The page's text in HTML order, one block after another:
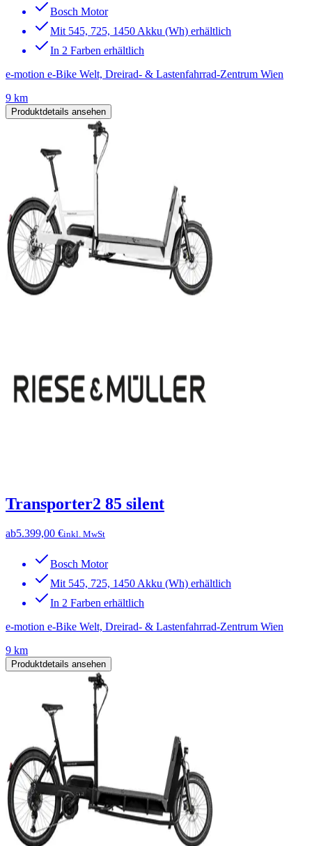
Bosch Motor
Mit 545, 725, 1450 Akku (Wh) erhältlich
In 2 Farben erhältlich
e-motion e-Bike Welt, Dreirad- & Lastenfahrrad-Zentrum Wien
9 km
Produktdetails ansehen
Transporter2 85 silent
ab5.399,00 €inkl. MwSt
Bosch Motor
Mit 545, 725, 1450 Akku (Wh) erhältlich
In 2 Farben erhältlich
e-motion e-Bike Welt, Dreirad- & Lastenfahrrad-Zentrum Wien
9 km
Produktdetails ansehen